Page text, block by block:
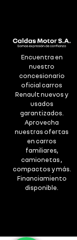
Encuentra en
nuestro
concesionario
oficial carros
Renault nuevos y
usados
garantizados.
Aprovecha
nuestras ofertas
en carros
familiares,
camionetas ,
compactos y más.
Financiamiento
disponible.